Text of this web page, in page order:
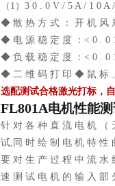
（1）3 0 . 0 V / 5 A / 1 0
◆ 散 热 方 式 ： 开 机 风
◆ 电 源 稳 定 度 ：< 0 . 0
◆ 负 载 稳 定 度 ：< 0 .
◆ 二 维 码 打 印 ◆ 鼠 标
选配测试合格激光打标，
FL801A电机性能
针 对 各 种 直 流 电 机 （
试,同 时 绘 制 电 机 特 性
要 对 生 产 过 程 中 流 水
速 测 试 电 机 的 输 入 部